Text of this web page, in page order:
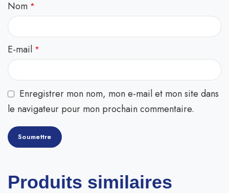
Nom *
E-mail *
Enregistrer mon nom, mon e-mail et mon site dans
le navigateur pour mon prochain commentaire.
Produits similaires